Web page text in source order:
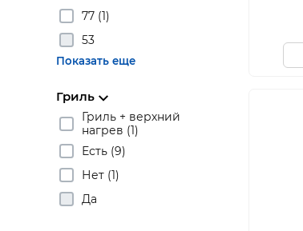
77 (1)
53
Показать еще
Гриль
Гриль + верхний
нагрев (1)
Есть (9)
Нет (1)
Да